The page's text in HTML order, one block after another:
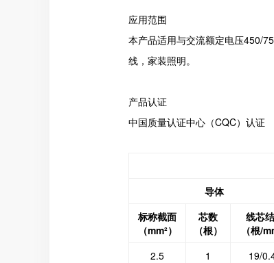
应用范围
本产品适用与交流额定电压450/
线，家装照明。
产品认证
中国质量认证中心（CQC）认证
导体
标称截面
（mm²）
芯数
（根）
线芯
（根/
2.5 1 19/